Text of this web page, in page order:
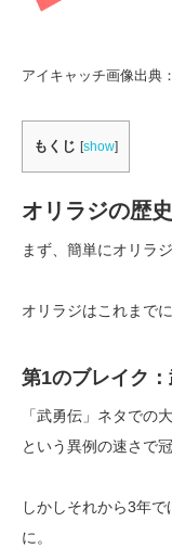
アイキャッチ画像出典：
もくじ [show]
オリラジの歴史
まず、簡単にオリラ
オリラジはこれまでに
第1のブレイク：
「武勇伝」ネタでの
という異例の速さで
しかしそれから3年
に。